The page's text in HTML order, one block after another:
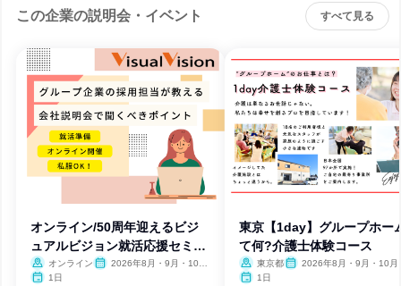
この企業の説明会・イベント すべて見る
オンライン/50周年迎えるビジ
ュアルビジョン就活応援セミナ
ー
オンライン
2026年8月・9月・10
1日
東京【1day】グループホー
て何?介護士体験コース
東京都
2026年8月・9月・10月
1日